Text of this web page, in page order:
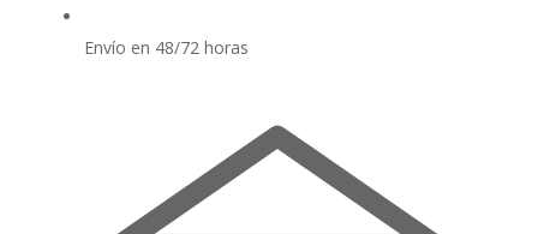
Envío en 48/72 horas